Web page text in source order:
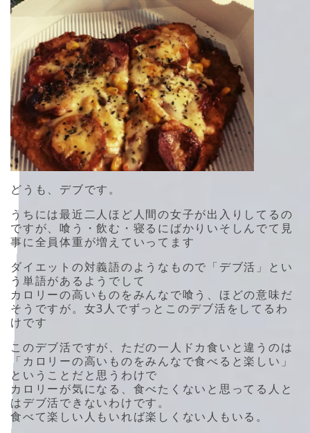
どうも、デブです。
うちには最近二人ほど人間の女子が出入りしてるの
ですが、喰う・飲む・寝るにばかりいそしんでて見
事に全員体重が増えていってます
ダイエットの対義語のようなもので「デブ活」とい
う単語があるようでして
カロリーの高いものをみんなで喰う、ほどの意味だ
そうですが。女3人でずっとこのデブ活をしてるわ
けです
このデブ活ですが、ただの一人ドカ食いと違うのは
「カロリーの高いものをみんなで食べると楽しい」
ということだと思うわけで
カロリーが気になる、食べたくないと思ってる人と
はデブ活できないわけです。
食べて楽しい人もいれば楽しくない人もいる。